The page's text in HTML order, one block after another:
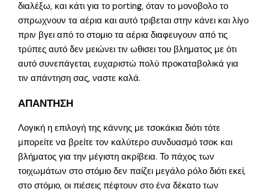
διαλέξω, και κάτι για το porting, όταν το μονοβολο το
σπρωχνουν τα αέρια και αυτό τριβεται στην κάνει και λίγο
πριν βγει από το στομιο τα αέρια διαφευγουν από τις
τρύπες αυτό δεν μειώνει τιν ωθισει του βληματος με ότι
αυτό συνεπάγεται, ευχαριστώ πολύ προκαταβολικά για
τιν απάντηση σας, ναστε καλά.
ΑΠΑΝΤΗΣΗ
Λογική η επιλογή της κάννης με τσοκάκια διότι τότε
μπορείτε να βρείτε τον καλύτερο συνδυασμό τσοκ και
βλήματος για την μέγιστη ακρίβεια. Το πάχος των
τοιχωμάτων στο στόμιο δεν παίζει μεγάλο ρόλο διότι εκεί,
στο στόμιο, οι πιέσεις πέφτουν στο ένα δέκατο των